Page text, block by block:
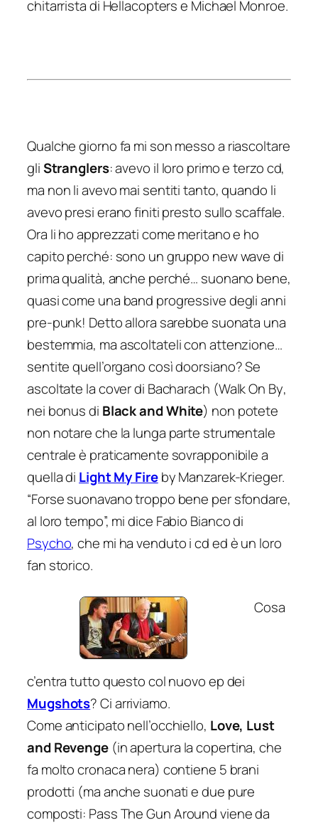
chitarrista di Hellacopters e Michael Monroe.
Qualche giorno fa mi son messo a riascoltare
gliStranglers: avevo il loro primo e terzo cd,
ma non li avevo mai sentiti tanto, quando li
avevo presi erano finiti presto sullo scaffale.
Ora li ho apprezzati come meritano e ho
capito perché: sono un gruppo new wave di
prima qualità, anche perché… suonano bene,
quasi come una band progressive degli anni
pre-punk! Detto allora sarebbe suonata una
bestemmia, ma ascoltateli con attenzione…
sentite quell’organo cosìdoorsiano? Se
ascoltate la cover di Bacharach (Walk On By,
nei bonus di Black and White) non potete
non notare che la lunga parte strumentale
centrale è praticamente sovrapponibile a
quella di Light My Fire by Manzarek-Krieger.
“Forse suonavano troppo bene per sfondare,
al loro tempo”, mi dice Fabio Bianco di
Psycho, che mi ha venduto i cd ed è un loro
fan storico.
Cosa
c’entra tutto questo col nuovo ep dei
Mugshots? Ci arriviamo.
Come anticipato nell’occhiello, Love, Lust
and Revenge(in apertura la copertina, che
fa molto cronaca nera) contiene 5 brani
prodotti (ma anche suonati e due pure
composti: Pass The Gun Aroundviene da